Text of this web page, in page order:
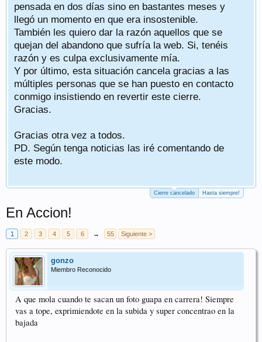
pensada en dos días sino en bastantes meses y
llegó un momento en que era insostenible.
También les quiero dar la razón aquellos que se
quejan del abandono que sufría la web. Si, tenéis
razón y es culpa exclusivamente mía.
Y por último, esta situación cancela gracias a las
múltiples personas que se han puesto en contacto
conmigo insistiendo en revertir este cierre.
Gracias.
Gracias otra vez a todos.
PD. Según tenga noticias las iré comentando de
este modo.
Cierre cancelado Hasta siempre!
En Accion!
1 2 3 4 5 6 → 55 Siguiente >
gonzo
Miembro Reconocido
A que mola cuando te sacan un foto guapa en carrera! Siempre
vas a tope, exprimiendote en la subida y super concentrao en la
bajada